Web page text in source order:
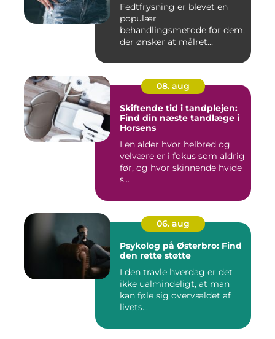
Fedtfrysning er blevet en
populær
behandlingsmetode for dem,
der ønsker at målret...
08. aug
Skiftende tid i tandplejen:
Find din næste tandlæge i
Horsens
I en alder hvor helbred og
velvære er i fokus som aldrig
før, og hvor skinnende hvide
s...
06. aug
Psykolog på Østerbro: Find
den rette støtte
I den travle hverdag er det
ikke ualmindeligt, at man
kan føle sig overvældet af
livets...